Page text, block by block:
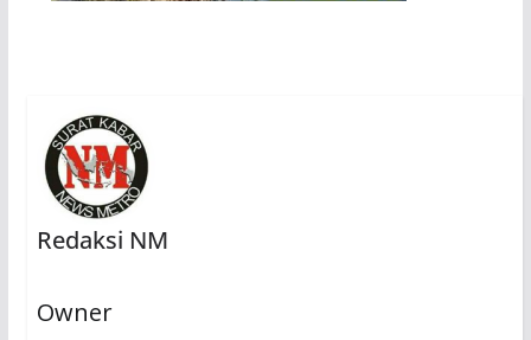
Redaksi NM
Owner